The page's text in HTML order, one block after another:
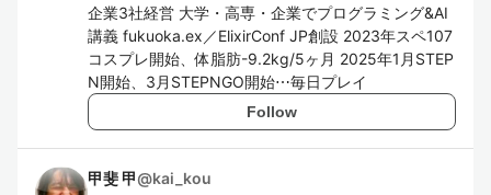
企業3社経営 大学・高専・企業でプログラミング&AI
講義 fukuoka.ex／ElixirConf JP創設 2023年スペ107
コスプレ開始、体脂肪-9.2kg/5ヶ月 2025年1月STEP
N開始、3月STEPNGO開始⋯毎日プレイ
Follow
甲斐 甲@kai_kou